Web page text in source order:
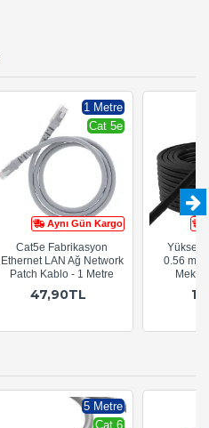
Aynı Gün Kargo
1 Metre
Cat 5e
Cat5e Fabrikasyon
Ethernet LAN Ağ Network
Patch Kablo - 1 Metre
47,90TL
Yüksek
0.56 mm
5 Metre
Cat 6